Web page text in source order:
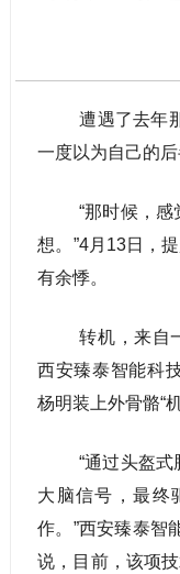
遭遇了去年
一度以为自己的
“那时候，
想。”4月13日，
有余悸。
转机，来自
西安臻泰智能科
杨明装上外骨骼“
“通过头盔
大脑信号，最终
作。”西安臻泰智
说，目前，该项